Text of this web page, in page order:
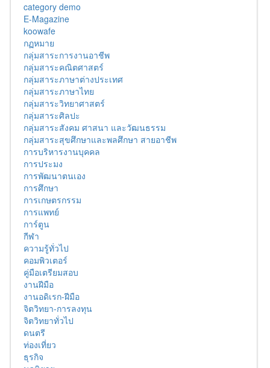
category demo
E-Magazine
koowafe
กฏหมาย
กลุ่มสาระการงานอาชีพ
กลุ่มสาระคณิตศาสตร์
กลุ่มสาระภาษาต่างประเทศ
กลุ่มสาระภาษาไทย
กลุ่มสาระวิทยาศาสตร์
กลุ่มสาระศิลปะ
กลุ่มสาระสังคม ศาสนา และวัฒนธรรม
กลุ่มสาระสุขศึกษาและพลศึกษา สายอาชีพ
การบริหารงานบุคคล
การประมง
การพัฒนาตนเอง
การศึกษา
การเกษตรกรรม
การแพทย์
การ์ตูน
กีฬา
ความรู้ทั่วไป
คอมพิวเตอร์
คู่มือเตรียมสอบ
งานฝีมือ
งานอดิเรก-ฝีมือ
จิตวิทยา-การลงทุน
จิตวิทยาทั่วไป
ดนตรี
ท่องเที่ยว
ธุรกิจ